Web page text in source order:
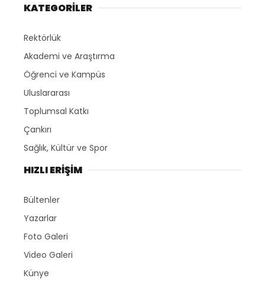
KATEGORİLER
Rektörlük
Akademi ve Araştırma
Öğrenci ve Kampüs
Uluslararası
Toplumsal Katkı
Çankırı
Sağlık, Kültür ve Spor
HIZLI ERİŞİM
Bültenler
Yazarlar
Foto Galeri
Video Galeri
Künye